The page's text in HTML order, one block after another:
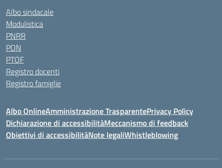
Albo sindacale
Modulistica
PNRR
PON
PTOF
Registro docenti
Registro famiglie
Albo OnlineAmministrazione TrasparentePrivacy Policy
Dichiarazione di accessibilitàMeccanismo di feedback
Obiettivi di accessibilitàNote legaliWhistleblowing